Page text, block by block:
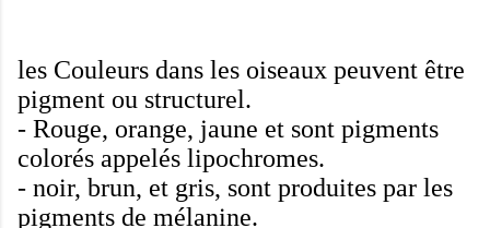
les Couleurs dans les oiseaux peuvent être
pigment ou structurel.
- Rouge, orange, jaune et sont pigments
colorés appelés lipochromes.
- noir, brun, et gris, sont produites par les
pigments de mélanine.